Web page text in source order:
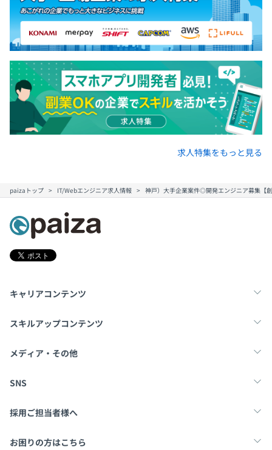
求人特集をもっと見る
paizaトップ IT/Webエンジニア求人情報 神戸）大手企業案件◎開発エンジニア募集【
キャリアコンテンツ
転職・キャリア
スキルアップコンテンツ
学習
メディア・その他
Tech Team Journal
SNS
X
採用ご担当者様へ
採用・教育をお考えの企業様へ
お困りの方はこちら